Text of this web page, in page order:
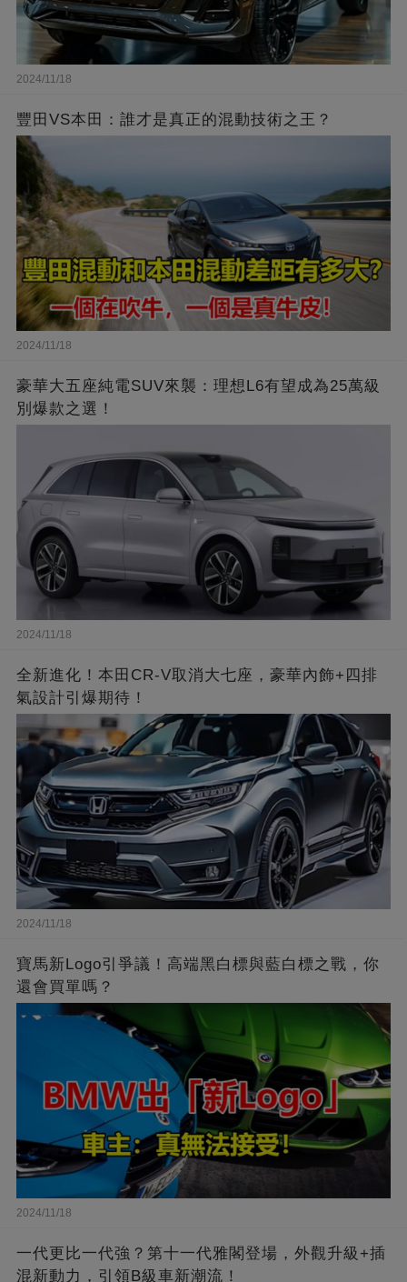
2024/11/18
豐田VS本田：誰才是真正的混動技術之王？
2024/11/18
豪華大五座純電SUV來襲：理想L6有望成為25萬級
別爆款之選！
2024/11/18
全新進化！本田CR-V取消大七座，豪華內飾+四排
氣設計引爆期待！
2024/11/18
寶馬新Logo引爭議！高端黑白標與藍白標之戰，你
還會買單嗎？
2024/11/18
一代更比一代強？第十一代雅閣登場，外觀升級+插
混新動力，引領B級車新潮流！